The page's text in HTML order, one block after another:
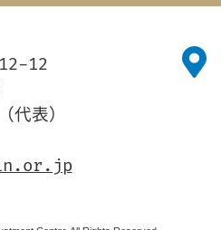
12
表）